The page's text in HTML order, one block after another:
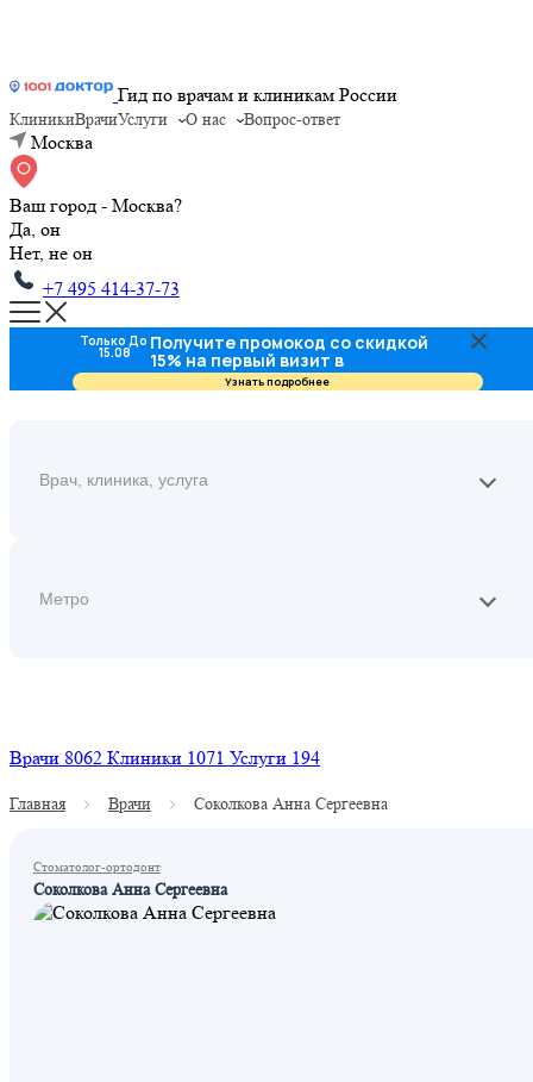
Гид по врачам и клиникам России
КлиникиВрачиУслуги О нас Вопрос-ответ
Москва
Ваш город - Москва?
Да, он
Нет, не он
+7 495 414-37-73
Врачи 8062 Клиники 1071 Услуги 194
Главная Врачи Соколкова Анна Сергеевна
Стоматолог-ортодонт
Соколкова Анна Сергеевна
Только До
15.08 Получите промокод со скидкой
15% на первый визит в
стоматологию
Узнать подробнее